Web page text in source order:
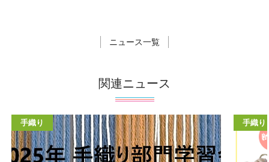
ニュース一覧
関連ニュース
手織り 手織り